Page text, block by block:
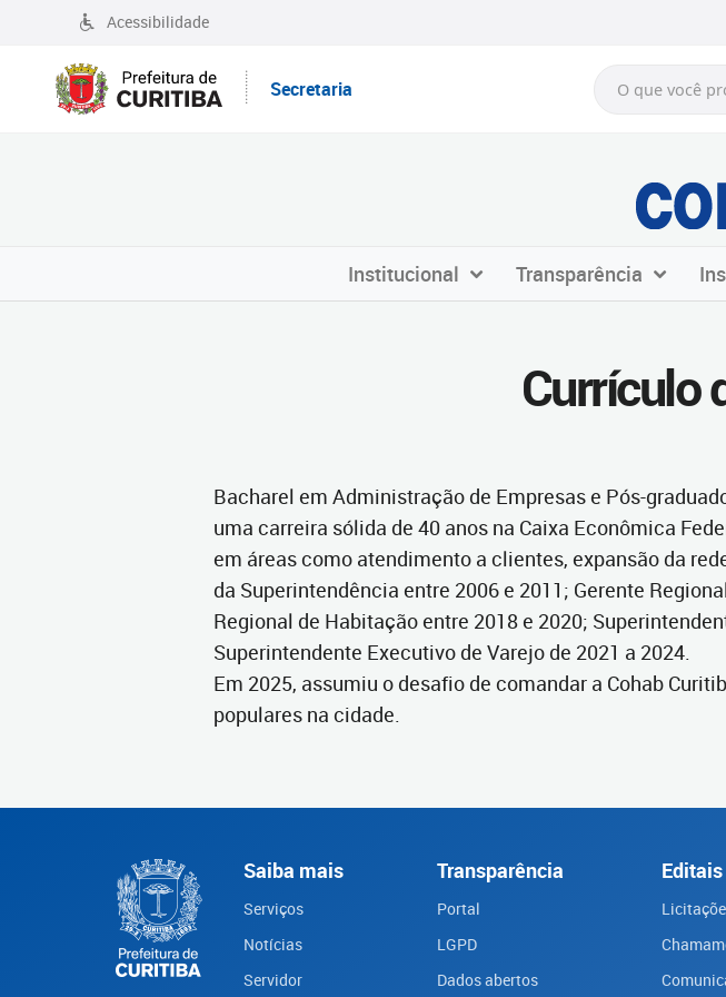
Acessibilidade
Secretaria
Institucional Transparência
Currículo
Bacharel em Administração de Empresas e Pós-
uma carreira sólida de 40 anos na Caixa Econômica
em áreas como atendimento a clientes, expansão da
da Superintendência entre 2006 e 2011; Gerente
Regional de Habitação entre 2018 e 2020;
Superintendente Executivo de Varejo de 2021 a 2024.
Em 2025, assumiu o desafio de comandar a Cohab
populares na cidade.
Saiba mais
Serviços
Notícias
Servidor
Transparência
Portal
LGPD
Dados abertos
Editais